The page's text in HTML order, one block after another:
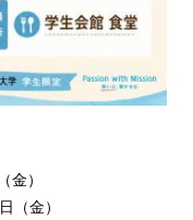
金）
（金）